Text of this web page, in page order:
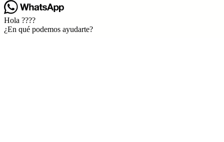
Hola ????
¿En qué podemos ayudarte?